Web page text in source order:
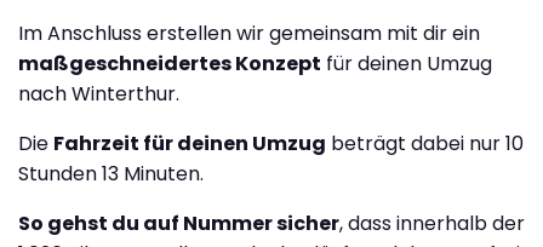
Im Anschluss erstellen wir gemeinsam mit dir ein
maßgeschneidertes Konzept für deinen Umzug
nach Winterthur.
Die Fahrzeit für deinen Umzug beträgt dabei nur 10
Stunden 13 Minuten.
So gehst du auf Nummer sicher, dass innerhalb der